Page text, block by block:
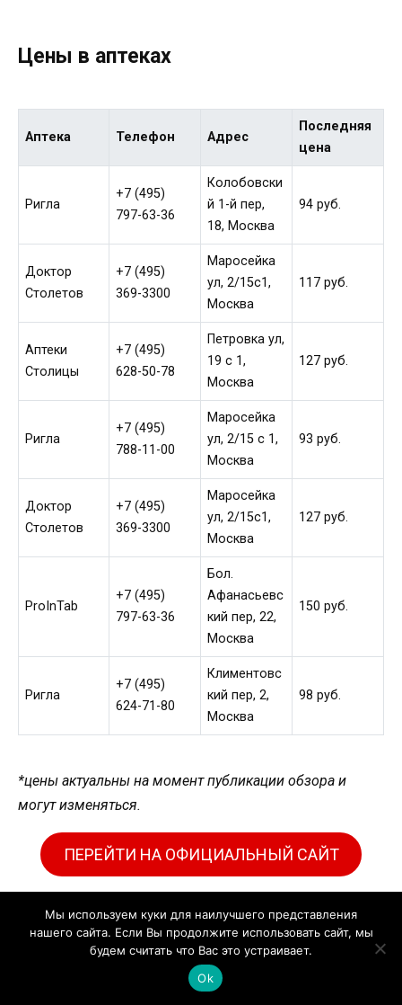
Цены в аптеках
Аптека Телефон Адрес
Последняя
цена
Ригла
+7 (495)
797-63-36
Колобовски
й 1-й пер,
18, Москва
94 руб.
Доктор
Столетов
+7 (495)
369-3300
Маросейка
ул, 2/15с1,
Москва
117 руб.
Аптеки
Столицы
+7 (495)
628-50-78
Петровка ул,
19 с 1,
Москва
127 руб.
Ригла
+7 (495)
788-11-00
Маросейка
ул, 2/15 c 1,
Москва
93 руб.
Доктор
Столетов
+7 (495)
369-3300
Маросейка
ул, 2/15с1,
Москва
127 руб.
ProInTab
+7 (495)
797-63-36
Бол.
Афанасьевс
кий пер, 22,
Москва
150 руб.
Ригла
+7 (495)
624-71-80
Климентовс
кий пер, 2,
Москва
98 руб.
*цены актуальны на момент публикации обзора и
могут изменяться.
ПЕРЕЙТИ НА ОФИЦИАЛЬНЫЙ САЙТ
Автор обзора
Мы используем куки для наилучшего представления
нашего сайта. Если Вы продолжите использовать сайт, мы
будем считать что Вас это устраивает.
Ok